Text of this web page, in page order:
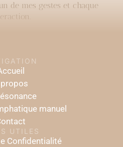
de mes gestes et chaque
manuel
UTILES
Confidentialité